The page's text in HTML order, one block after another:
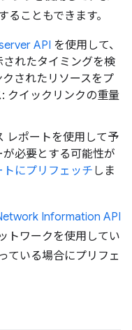
こともできます。
API を使用して、
れたタイミングを検
されたリソースをプ
クイックリンクの重量
レポートを使用して予
必要とする可能性が
トにプリフェッチ しま
Information API
トワークを使用してい
ている場合にプリフェ